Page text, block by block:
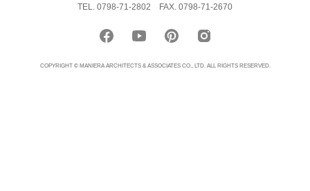
TEL. 0798-71-2802 FAX. 0798-71-2670
COPYRIGHT © MANIERA ARCHITECTS & ASSOCIATES CO., LTD. ALL RIGHTS RESERVED.